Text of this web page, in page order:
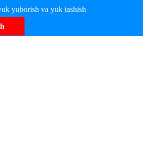
yuborish va yuk tashish